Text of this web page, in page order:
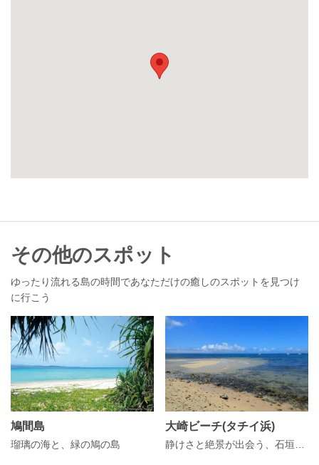
その他のスポット
ゆったり流れる島の時間であなただけの癒しのスポットを見つけ
に行こう
鳩間島
瑠璃の海と、緑の鳩の島
大崎ビーチ(タチイ浜)